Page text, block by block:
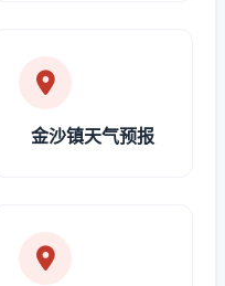
金沙镇天气预报